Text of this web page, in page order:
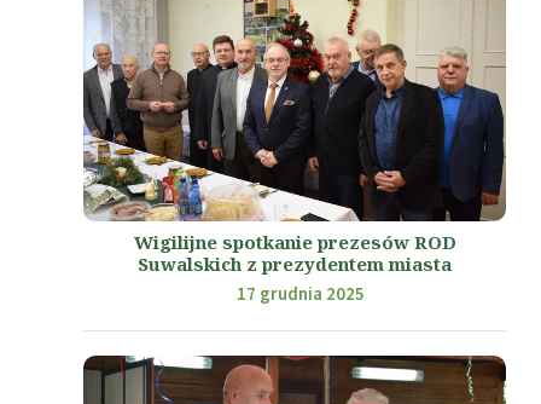
Wigilijne spotkanie prezesów ROD
Suwalskich z prezydentem miasta
17 grudnia 2025